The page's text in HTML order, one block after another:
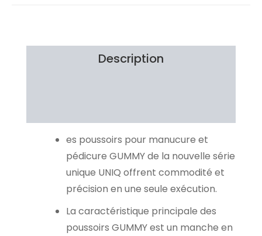
Description
es poussoirs pour manucure et
pédicure GUMMY de la nouvelle série
unique UNIQ offrent commodité et
précision en une seule exécution.
La caractéristique principale des
poussoirs GUMMY est un manche en